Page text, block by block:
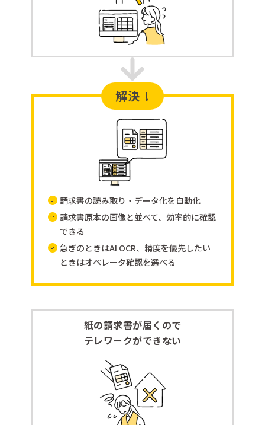
解決 !
請求書の読み取り・データ化を自動化
請求書原本の画像と並べて、効率的に確認
できる
急ぎのときはAI OCR、精度を優先したい
ときはオペレータ確認を選べる
紙の請求書が届くので
テレワークができない